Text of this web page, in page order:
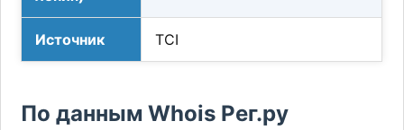
Источник TCI
По данным Whois Рег.ру